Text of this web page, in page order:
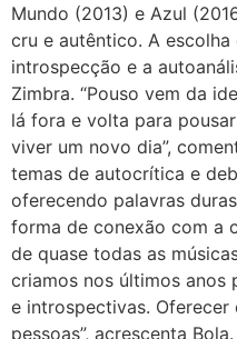
Mundo (2013) e Azul
cru e autêntico. A
introspecção e a
Zimbra. “Pouso vem da
lá fora e volta para
viver um novo dia”,
temas de autocrítica e
oferecendo palavras
forma de conexão com a
de quase todas as
criamos nos últimos anos
e introspectivas. Oferecer
pessoas”, acrescenta